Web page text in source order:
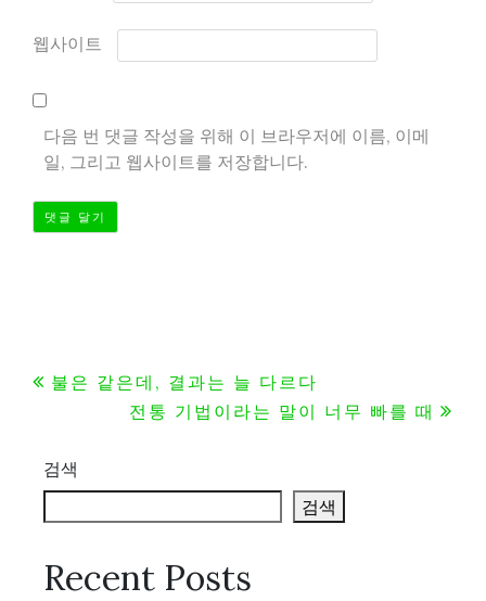
웹사이트
다음 번 댓글 작성을 위해 이 브라우저에 이름, 이메
일, 그리고 웹사이트를 저장합니다.
글
색
불은 같은데, 결과는 늘 다르다
전통 기법이라는 말이 너무 빠를 때
검색
검색
Recent Posts